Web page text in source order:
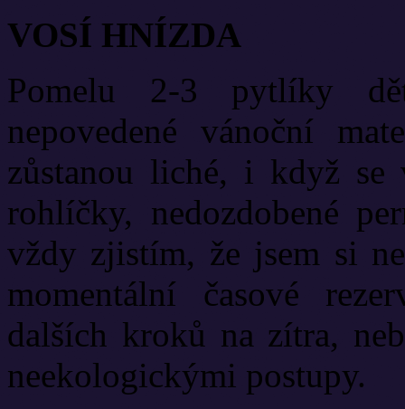
VOSÍ HNÍZDA
Pomelu 2-3 pytlíky
nepovedené vánoční
zůstanou liché, i když se
rohlíčky, nedozdobené
vždy zjistím, že jsem si
momentální časové
dalších kroků na zítra,
neekologickými postupy.